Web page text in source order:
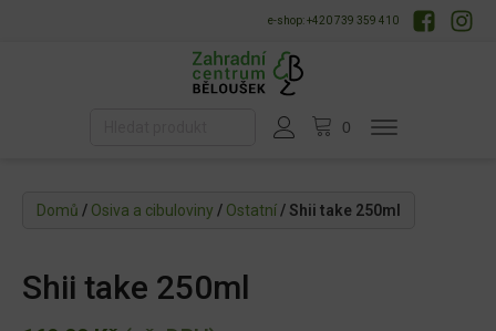
e-shop: +420 739 359 410
Domů / Osiva a cibuloviny / Ostatní/ Shii take 250ml
Shii take 250ml